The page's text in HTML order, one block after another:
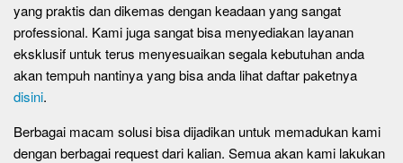
yang praktis dan dikemas dengan keadaan yang sangat
professional. Kami juga sangat bisa menyediakan layanan
eksklusif untuk terus menyesuaikan segala kebutuhan anda
akan tempuh nantinya yang bisa anda lihat daftar paketnya
disini.
Berbagai macam solusi bisa dijadikan untuk memadukan kami
dengan berbagai request dari kalian. Semua akan kami lakukan